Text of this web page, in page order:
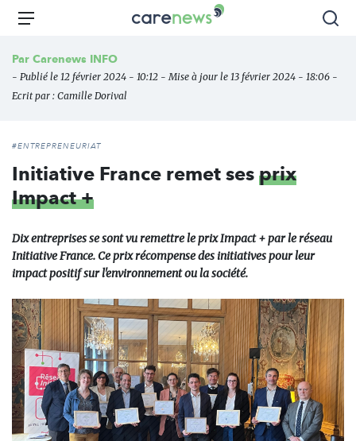
Aller
principal
Carenews,
des
Menu
Par Carenews INFO
- Publié le 12 février 2024 - 10:12 - Mise à jour le 13 février 2024 - 18:06 -
Ecrit par : Camille Dorival
#ENTREPRENEURIAT
Initiative France remet ses prix
Impact +
Dix entreprises se sont vu remettre le prix Impact + par le réseau
Initiative France. Ce prix récompense des initiatives pour leur
impact positif sur l'environnement ou la société.